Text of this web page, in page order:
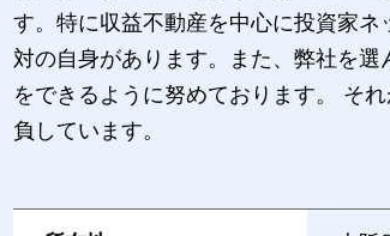
す。特に収益不動産を中心に投資家
対の自身があります。また、弊社を
をできるように努めております。 そ
負しています。